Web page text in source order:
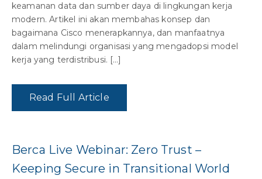
keamanan data dan sumber daya di lingkungan kerja
modern. Artikel ini akan membahas konsep dan
bagaimana Cisco menerapkannya, dan manfaatnya
dalam melindungi organisasi yang mengadopsi model
kerja yang terdistribusi. […]
Read Full Article
Berca Live Webinar: Zero Trust –
Keeping Secure in Transitional World